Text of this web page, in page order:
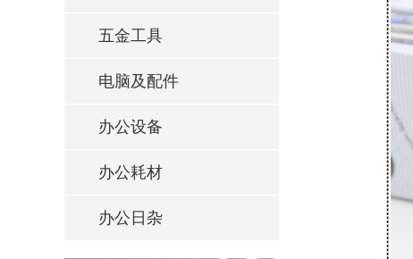
五金工具
电脑及配件
办公设备
办公耗材
办公日杂